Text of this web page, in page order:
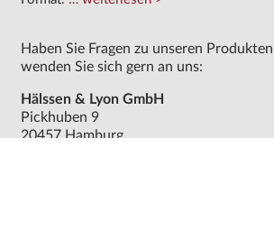
Haben Sie Fragen zu unseren
wenden Sie sich gern an uns:
Hälssen & Lyon GmbH
Pickhuben 9
20457 Hamburg